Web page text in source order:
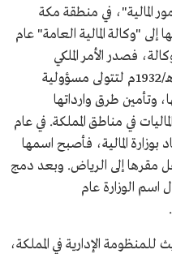
المالية"، في منطقة مكة
"وكالة المالية العامة" عام
فصدر الأمر الملكي
بتحويلها إلى وزارة للمالية عام 1351هـ/1932م لتتولى مسؤولية
وتأمين طرق وارداتها
في مناطق المملكة. في عام
بوزارة المالية، فأصبح اسمها
مقرها إلى الرياض. وبعد دمج
اسم الوزارة عام
الإدارية في المملكة،